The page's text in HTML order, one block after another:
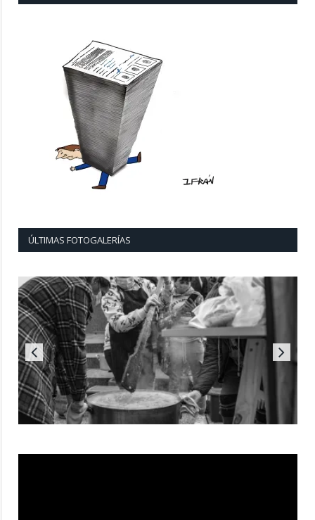
ÚLTIMAS FOTOGALERÍAS